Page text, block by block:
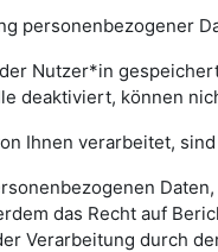
personenbezogener
Nutzer*in
deaktiviert, können
Ihnen verarbeitet,
das Recht auf
Verarbeitung durch